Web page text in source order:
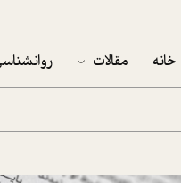
خانه مقالات